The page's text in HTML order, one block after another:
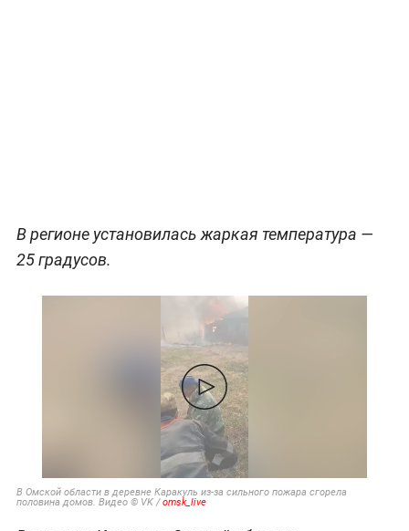
В регионе установилась жаркая температура —
25 градусов.
В Омской области в деревне Каракуль из-за сильного пожара сгорела
половина домов. Видео © VK /omsk_live